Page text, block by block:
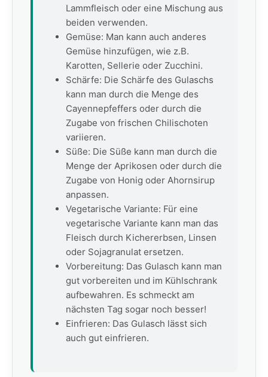
Lammfleisch oder eine Mischung aus
beiden verwenden.
Gemüse: Man kann auch anderes
Gemüse hinzufügen, wie z.B.
Karotten, Sellerie oder Zucchini.
Schärfe: Die Schärfe des Gulaschs
kann man durch die Menge des
Cayennepfeffers oder durch die
Zugabe von frischen Chilischoten
variieren.
Süße: Die Süße kann man durch die
Menge der Aprikosen oder durch die
Zugabe von Honig oder Ahornsirup
anpassen.
Vegetarische Variante: Für eine
vegetarische Variante kann man das
Fleisch durch Kichererbsen, Linsen
oder Sojagranulat ersetzen.
Vorbereitung: Das Gulasch kann man
gut vorbereiten und im Kühlschrank
aufbewahren. Es schmeckt am
nächsten Tag sogar noch besser!
Einfrieren: Das Gulasch lässt sich
auch gut einfrieren.